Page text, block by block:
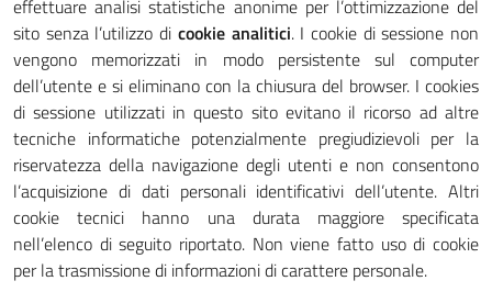
effettuare analisi statistiche anonime per l’ottimizzazione del
sito senza l’utilizzo di cookie analitici. I cookie di sessione non
vengono memorizzati in modo persistente sul computer
dell’utente e si eliminano con la chiusura del browser. I cookies
di sessione utilizzati in questo sito evitano il ricorso ad altre
tecniche informatiche potenzialmente pregiudizievoli per la
riservatezza della navigazione degli utenti e non consentono
l’acquisizione di dati personali identificativi dell’utente. Altri
cookie tecnici hanno una durata maggiore specificata
nell’elenco di seguito riportato. Non viene fatto uso di cookie
per la trasmissione di informazioni di carattere personale.